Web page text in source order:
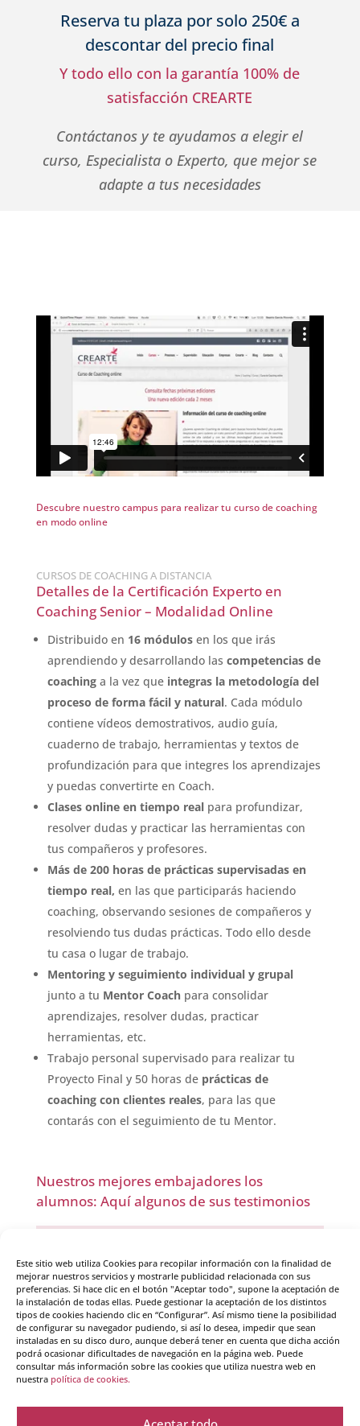
Este sitio web utiliza Cookies para recopilar información con la finalidad de
mejorar nuestros servicios y mostrarle publicidad relacionada con sus
preferencias. Si hace clic en el botón "Aceptar todo", supone la aceptación de
la instalación de todas ellas. Puede gestionar la aceptación de los distintos
tipos de cookies haciendo clic en “Configurar”. Así mismo tiene la posibilidad
de configurar su navegador pudiendo, si así lo desea, impedir que sean
instaladas en su disco duro, aunque deberá tener en cuenta que dicha acción
podrá ocasionar dificultades de navegación en la página web. Puede
consultar más información sobre las cookies que utiliza nuestra web en
nuestra política de cookies.
Reserva tu plaza por solo 250€ a
descontar del precio final
Y todo ello con la garantía 100% de
satisfacción CREARTE
Contáctanos y te ayudamos a elegir el
curso, Especialista o Experto, que mejor se
adapte a tus necesidades
Descubre nuestro campus para realizar tu curso de coaching
en modo online
CURSOS DE COACHING A DISTANCIA
Detalles de la Certificación Experto en
Coaching Senior – Modalidad Online
Distribuido en 16 módulosen los que irás
aprendiendo y desarrollando las competencias de
coaching a la vez queintegras la metodología del
proceso de forma fácil y natural. Cada módulo
contiene vídeos demostrativos, audio guía,
cuaderno de trabajo, herramientas y textos de
profundización para que integres los aprendizajes
y puedas convertirte en Coach.
Clases online en tiempo realpara profundizar,
resolver dudas y practicar las herramientas con
tus compañeros y profesores.
Más de 200 horas de prácticas supervisadas en
tiempo real, en las que participarás haciendo
coaching, observando sesiones de compañeros y
resolviendo tus dudas prácticas. Todo ello desde
tu casa o lugar de trabajo.
Mentoring y seguimiento individual y grupal
junto a tu Mentor Coach para consolidar
aprendizajes, resolver dudas, practicar
herramientas, etc.
Trabajo personal supervisado para realizar tu
Proyecto Final y 50 horas de prácticas de
coaching con clientes reales, para las que
contarás con el seguimiento de tu Mentor.
Nuestros mejores embajadores los
alumnos: Aquí algunos de sus testimonios